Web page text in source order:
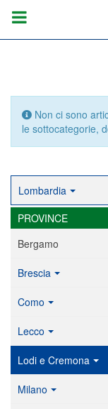
Info
Non ci sono
le sottocategorie,
Lombardia
PROVINCE
Bergamo
Brescia
Como
Lecco
Lodi e Cremona
Milano